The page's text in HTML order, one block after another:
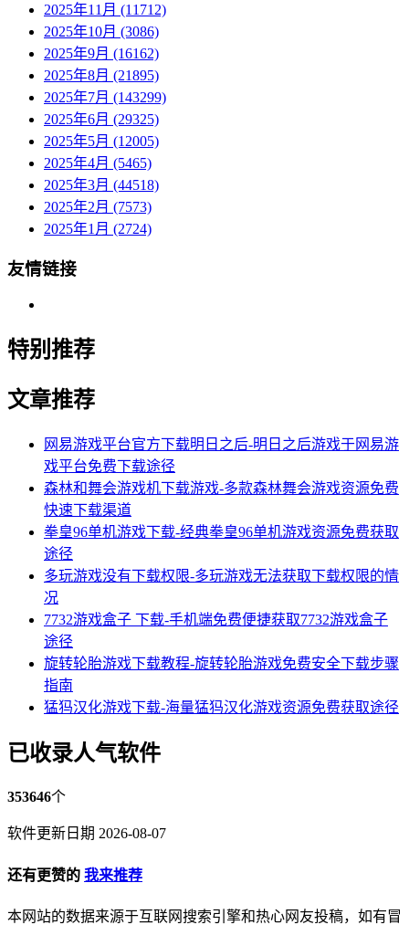
2025年11月 (11712)
2025年10月 (3086)
2025年9月 (16162)
2025年8月 (21895)
2025年7月 (143299)
2025年6月 (29325)
2025年5月 (12005)
2025年4月 (5465)
2025年3月 (44518)
2025年2月 (7573)
2025年1月 (2724)
友情链接
特别推荐
文章推荐
网易游戏平台官方下载明日之后-明日之后游戏于网易游
戏平台免费下载途径
森林和舞会游戏机下载游戏-多款森林舞会游戏资源免费
快速下载渠道
拳皇96单机游戏下载-经典拳皇96单机游戏资源免费获取
途径
多玩游戏没有下载权限-多玩游戏无法获取下载权限的情
况
7732游戏盒子 下载-手机端免费便捷获取7732游戏盒子
途径
旋转轮胎游戏下载教程-旋转轮胎游戏免费安全下载步骤
指南
猛犸汉化游戏下载-海量猛犸汉化游戏资源免费获取途径
已收录人气软件
353646个
软件更新日期 2026-08-07
还有更赞的 我来推荐
本网站的数据来源于互联网搜索引擎和热心网友投稿，如有冒